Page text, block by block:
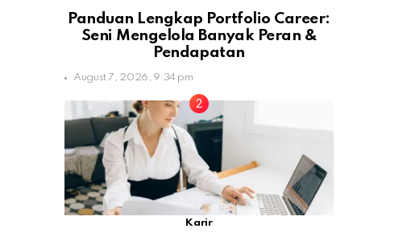
Panduan Lengkap Portfolio Career:
Seni Mengelola Banyak Peran &
Pendapatan
August 7, 2026, 9:34 pm
Karir